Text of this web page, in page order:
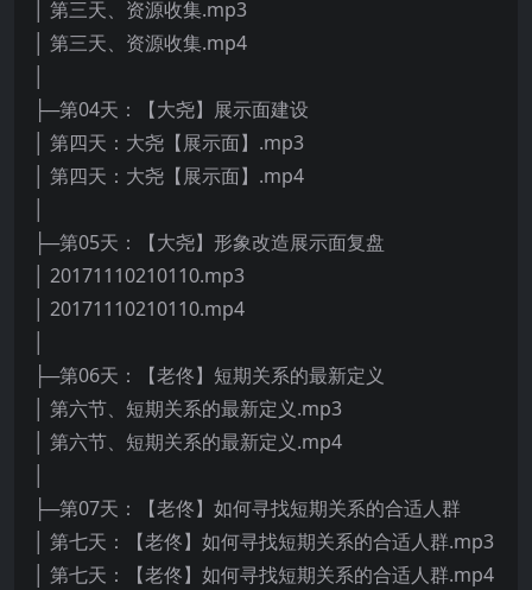
│ 第三天、资源收集.mp3
│ 第三天、资源收集.mp4
├─第04天：【大尧】展示面建设
│ 第四天：大尧【展示面】.mp3
│ 第四天：大尧【展示面】.mp4
├─第05天：【大尧】形象改造展示面复盘
│ 20171110210110.mp3
│ 20171110210110.mp4
├─第06天：【老佟】短期关系的最新定义
│ 第六节、短期关系的最新定义.mp3
│ 第六节、短期关系的最新定义.mp4
├─第07天：【老佟】如何寻找短期关系的合适人群
│ 第七天：【老佟】如何寻找短期关系的合适人群.mp3
│ 第七天：【老佟】如何寻找短期关系的合适人群.mp4